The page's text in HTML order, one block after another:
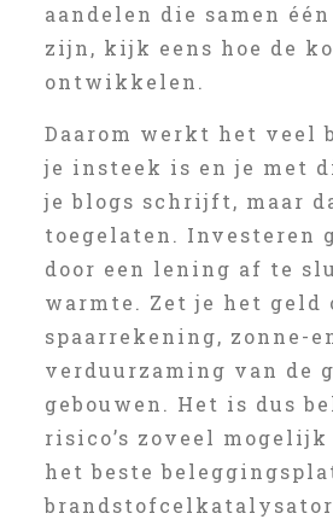
aandelen die samen
zijn, kijk eens hoe de
ontwikkelen.
Daarom werkt het veel
je insteek is en je met
je blogs schrijft, maar
toegelaten. Investeren
door een lening af te
warmte. Zet je het geld
spaarrekening, zonne-
verduurzaming van de
gebouwen. Het is dus
risico’s zoveel mogelijk
het beste